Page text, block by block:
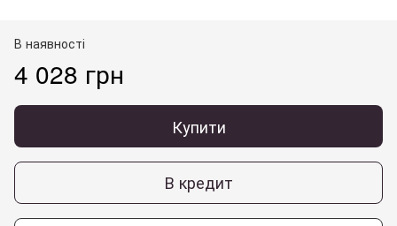
В наявності
4 028 грн
Купити
В кредит